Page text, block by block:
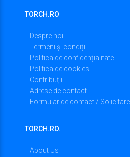
TORCH.RO
Despre noi
Termeni și condiții
Politica de confidențialitate
Politica de cookies
Contribuții
Adrese de contact
Formular de contact / Solicitare
TORCH.RO.
About Us